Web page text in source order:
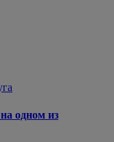
одном из